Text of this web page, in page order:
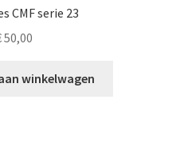
CMF serie 23
50,00
winkelwagen